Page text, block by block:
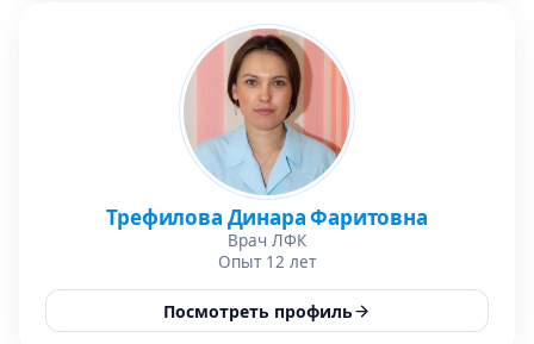
Трефилова Динара Фаритовна
Врач ЛФК
Опыт 12 лет
Посмотреть профиль